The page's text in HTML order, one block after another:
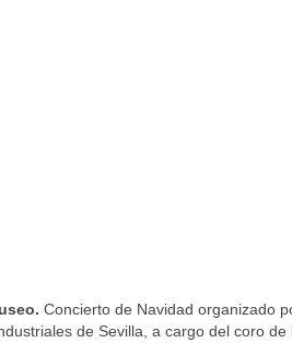
Vía Crucis y Traslado – Siete Palabras
Padre Jesús de la Pasión
Concierto de Navidad organizado
de Sevilla, a cargo del coro de